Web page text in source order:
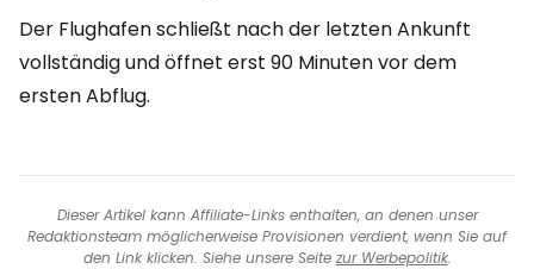
Der Flughafen schließt nach der letzten Ankunft
vollständig und öffnet erst 90 Minuten vor dem
ersten Abflug.
Dieser Artikel kann Affiliate-Links enthalten, an denen unser
Redaktionsteam möglicherweise Provisionen verdient, wenn Sie auf
den Link klicken. Siehe unsere Seite zur Werbepolitik.